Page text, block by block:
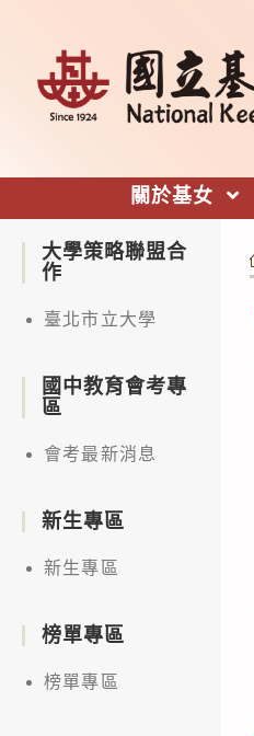
關於基女
大學策略聯盟合
作
臺北市立大學
國中教育會考專
區
會考最新消息
新生專區
新生專區
榜單專區
榜單專區